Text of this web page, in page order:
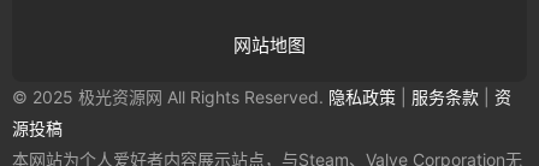
网站地图
© 2025 极光资源网 All Rights Reserved. 隐私政策 服务条款
资
源投稿
本网站为个人爱好者内容展示站点，与Steam、Valve Corporation无